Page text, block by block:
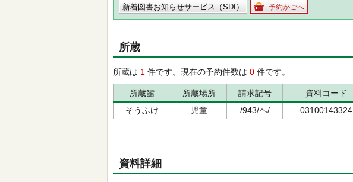
新着図書お知らせサービス（SDI） 予約かごへ
所蔵
所蔵は 1 件です。現在の予約件数は 0 件です。
所蔵館 所蔵場所 請求記号 資料コード
そうふけ
児童 /943/ヘ/ 03100143324
資料詳細